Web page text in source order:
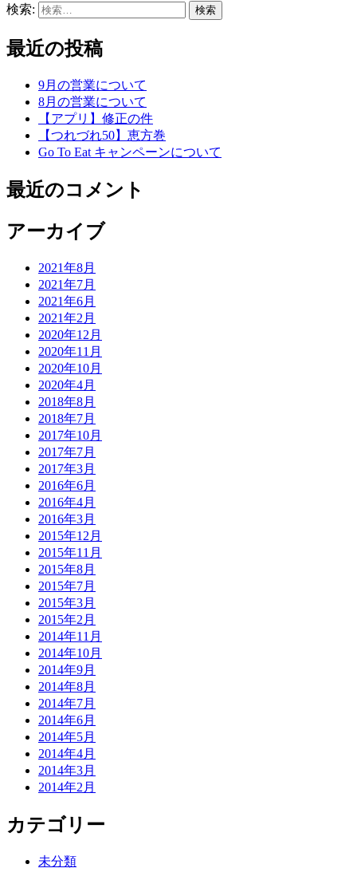
検索:
最近の投稿
9月の営業について
8月の営業について
【アプリ】修正の件
【つれづれ50】恵方巻
Go To Eat キャンペーンについて
最近のコメント
アーカイブ
2021年8月
2021年7月
2021年6月
2021年2月
2020年12月
2020年11月
2020年10月
2020年4月
2018年8月
2018年7月
2017年10月
2017年7月
2017年3月
2016年6月
2016年4月
2016年3月
2015年12月
2015年11月
2015年8月
2015年7月
2015年3月
2015年2月
2014年11月
2014年10月
2014年9月
2014年8月
2014年7月
2014年6月
2014年5月
2014年4月
2014年3月
2014年2月
カテゴリー
未分類